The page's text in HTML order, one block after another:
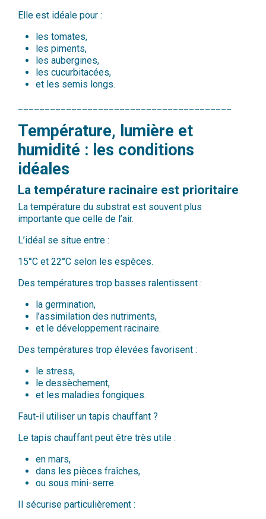
Elle est idéale pour :
les tomates,
les piments,
les aubergines,
les cucurbitacées,
et les semis longs.
Température, lumière et
humidité : les conditions
idéales
La température racinaire est prioritaire
La température du substrat est souvent plus
importante que celle de l’air.
L’idéal se situe entre :
15°C et 22°C selon les espèces.
Des températures trop basses ralentissent :
la germination,
l’assimilation des nutriments,
et le développement racinaire.
Des températures trop élevées favorisent :
le stress,
le dessèchement,
et les maladies fongiques.
Faut-il utiliser un tapis chauffant ?
Le tapis chauffant peut être très utile :
en mars,
dans les pièces fraîches,
ou sous mini-serre.
Il sécurise particulièrement :